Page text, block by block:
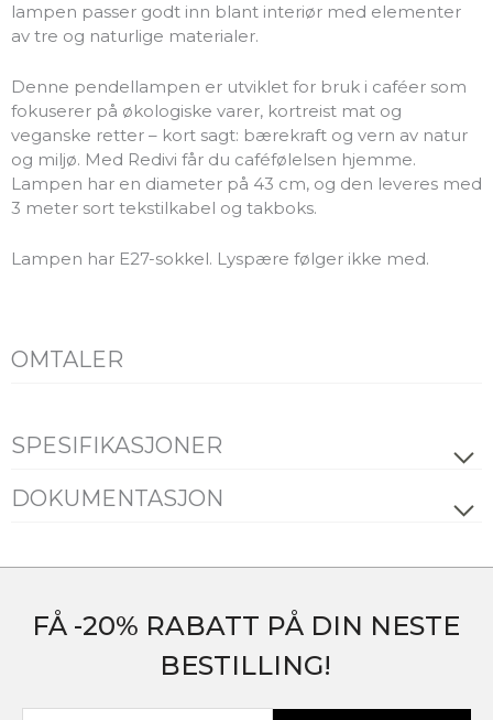
lampen passer godt inn blant interiør med elementer
av tre og naturlige materialer.
Denne pendellampen er utviklet for bruk i caféer som
fokuserer på økologiske varer, kortreist mat og
veganske retter – kort sagt: bærekraft og vern av natur
og miljø. Med Redivi får du caféfølelsen hjemme.
Lampen har en diameter på 43 cm, og den leveres med
3 meter sort tekstilkabel og takboks.
Lampen har E27-sokkel. Lyspære følger ikke med.
OMTALER
SPESIFIKASJONER
ELEKTRISK DATA
Isolasjonsklasse
E27
DOKUMENTASJON
Alle filer (ZIP) Installasjonsmanual
FÅ -20% RABATT PÅ DIN NESTE
BESTILLING!